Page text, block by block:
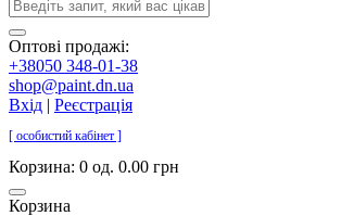
Оптові продажі:
+38050 348-01-38
shop@paint.dn.ua
Вхід | Реєстрація
[ особистий кабінет ]
Корзина: 0 од. 0.00 грн
Корзина